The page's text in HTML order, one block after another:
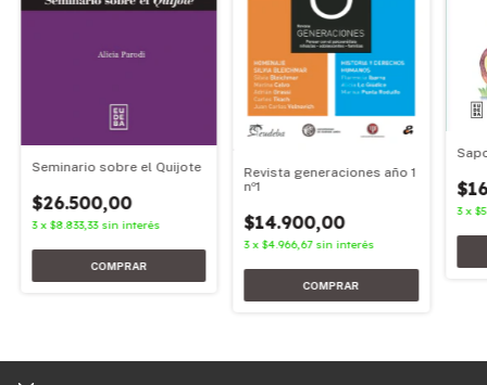
Seminario sobre el Quijote
$26.500,00
3 x $8.833,33 sin interés
Revista generaciones año 1
nº1
$14.900,00
3 x$4.966,67 sin interés
3 x